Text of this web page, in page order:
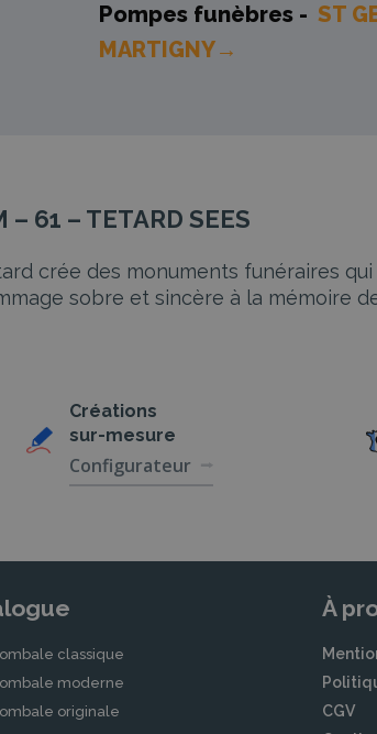
Pompes funèbres - ST
MARTIGNY→
61 – TETARD SEES
crée des monuments funéraires
sobre et sincère à la mémoire
Créations
sur-mesure
Configurateur
classique
moderne
originale
À
CGV